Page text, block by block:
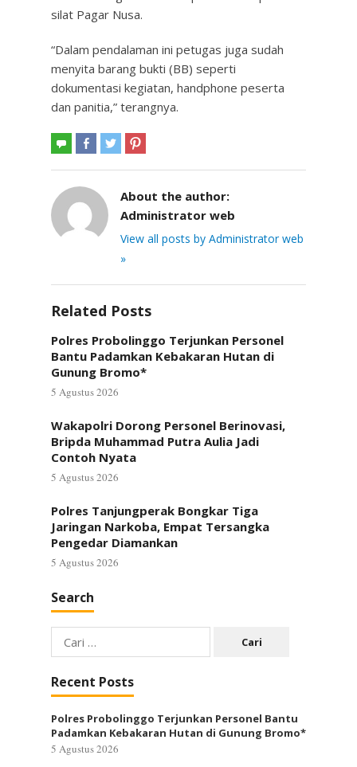
silat Pagar Nusa.
“Dalam pendalaman ini petugas juga sudah
menyita barang bukti (BB) seperti
dokumentasi kegiatan, handphone peserta
dan panitia,” terangnya.
About the author:
Administrator web
View all posts by Administrator web
»
Related Posts
Polres Probolinggo Terjunkan Personel
Bantu Padamkan Kebakaran Hutan di
Gunung Bromo*
5 Agustus 2026
Wakapolri Dorong Personel Berinovasi,
Bripda Muhammad Putra Aulia Jadi
Contoh Nyata
5 Agustus 2026
Polres Tanjungperak Bongkar Tiga
Jaringan Narkoba, Empat Tersangka
Pengedar Diamankan
5 Agustus 2026
Search
Cari
untuk:
Recent Posts
Polres Probolinggo Terjunkan Personel Bantu
Padamkan Kebakaran Hutan di Gunung Bromo*
5 Agustus 2026